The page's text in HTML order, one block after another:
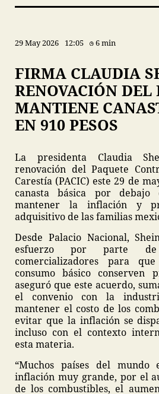
29 May 2026 12:05 6 min
FIRMA CLAUDIA
RENOVACIÓN DEL
MANTIENE
EN 910 PESOS
La presidenta Claudia
renovación del Paquete
Carestía (PACIC) este 29 de
canasta básica por debajo
mantener la inflación y
adquisitivo de las familias
Desde Palacio Nacional,
esfuerzo por parte
comercializadores para
consumo básico conserven
aseguró que este acuerdo,
el convenio con la
mantener el costo de los
evitar que la inflación se
incluso con el contexto
esta materia.
“Muchos países del mundo
inflación muy grande, por el
de los combustibles, el